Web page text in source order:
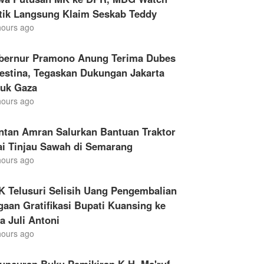
Langsung Klaim Seskab Teddy
ago
Pramono Anung Terima Dubes
Tegaskan Dukungan Jakarta
Gaza
ago
Amran Salurkan Bantuan Traktor
Tinjau Sawah di Semarang
ago
Telusuri Selisih Uang Pengembalian
Gratifikasi Bupati Kuansing ke
Juli Antoni
ago